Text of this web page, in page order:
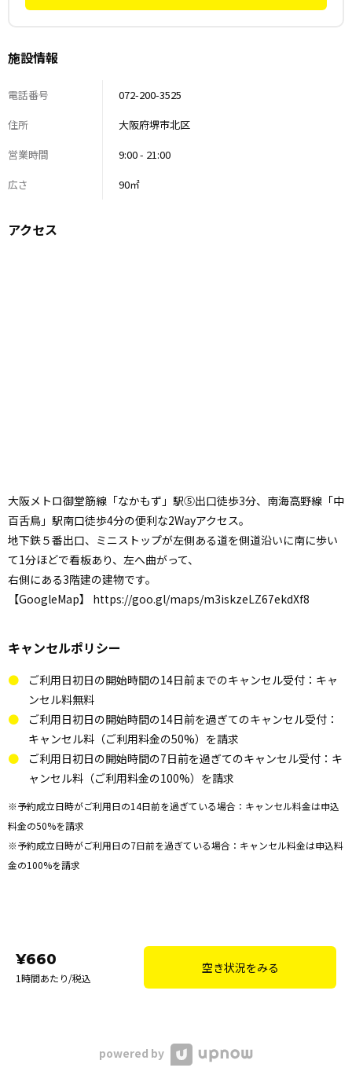
施設情報
電話番号
072-200-3525
住所
大阪府堺市北区
営業時間
9:00 - 21:00
広さ
90㎡
アクセス
大阪メトロ御堂筋線「なかもず」駅⑤出口徒歩3分、南海高野線「中
百舌鳥」駅南口徒歩4分の便利な2Wayアクセス。
地下鉄５番出口、ミニストップが左側ある道を側道沿いに南に歩い
て1分ほどで看板あり、左へ曲がって、
右側にある3階建の建物です。
【GoogleMap】 https://goo.gl/maps/m3iskzeLZ67ekdXf8
キャンセルポリシー
ご利用日初日の開始時間の14日前までのキャンセル受付：キャ
ンセル料無料
ご利用日初日の開始時間の14日前を過ぎてのキャンセル受付：
キャンセル料（ご利用料金の50%）を請求
ご利用日初日の開始時間の7日前を過ぎてのキャンセル受付：キ
ャンセル料（ご利用料金の100%）を請求
※予約成立日時がご利用日の14日前を過ぎている場合：キャンセル料金は申込
料金の50%を請求
※予約成立日時がご利用日の7日前を過ぎている場合：キャンセル料金は申込料
金の100%を請求
¥660
1時間あたり/税込
空き状況をみる
powered by